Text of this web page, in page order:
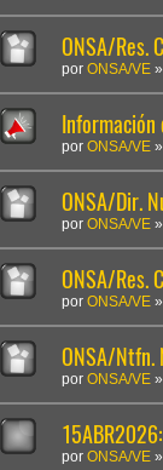
ONSA/Res.
por ONSA/VE »
Información
por ONSA/VE »
ONSA/Dir.
por ONSA/VE »
ONSA/Res.
por ONSA/VE »
ONSA/Ntfn.
por ONSA/VE »
por ONSA/VE »